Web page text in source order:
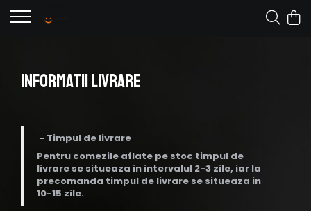
Informatii Livrare
- Timpul de livrare
Pentru comezile aflate pe stoc timpul de
livrare se situeaza in intervalul 2-3 zile, iar la
precomanda timpul de livrare se situeaza in
10-15 zile.